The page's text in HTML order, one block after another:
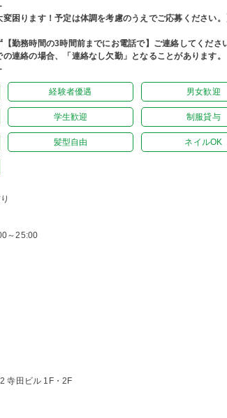
変困ります！予定は体調を考慮のうえでご応募ください
勤務時間の3時間前までにお電話で】ご連絡してくださ
連絡の場合、「連絡なし欠勤」となることがあります。
経験者優遇 男女歓迎
学生歓迎 制服貸与
髪型自由 ネイルOK
～25:00
寺田ビル 1F・2F